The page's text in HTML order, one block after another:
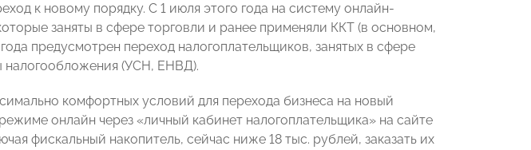
к новому порядку. С 1 июля этого года на систему онлайн-
заняты в сфере торговли и ранее применяли ККТ (в основном,
предусмотрен переход налогоплательщиков, занятых в сфере
(УСН, ЕНВД).
комфортных условий для перехода бизнеса на новый
онлайн через «личный кабинет налогоплательщика» на сайте
фискальный накопитель, сейчас ниже 18 тыс. рублей, заказать их